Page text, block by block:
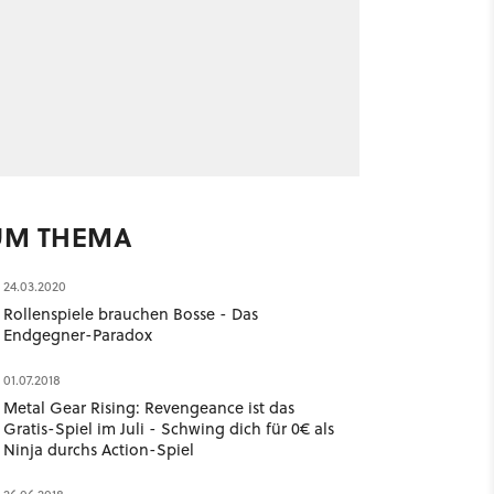
THEMA
24.03.2020
Rollenspiele brauchen Bosse - Das
Endgegner-Paradox
01.07.2018
Metal Gear Rising: Revengeance ist das
Gratis-Spiel im Juli - Schwing dich für 0€ als
Ninja durchs Action-Spiel